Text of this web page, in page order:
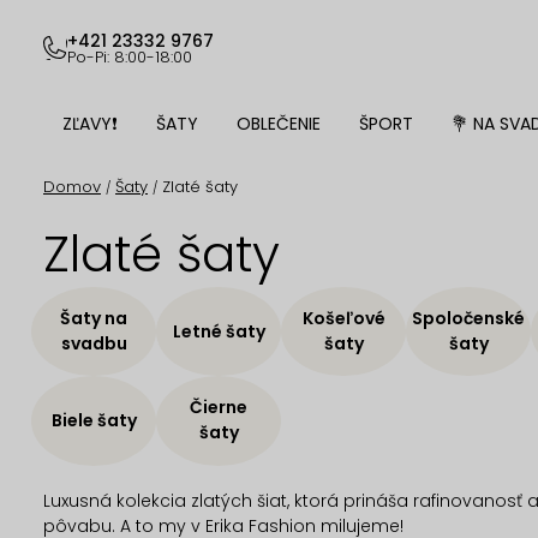
obsah
+421 23332 9767
Po-Pi: 8:00-18:00
ZĽAVY❗ ŠATY OBLEČENIE ŠPORT 💐 NA
Domov / Šaty / Zlaté šaty
Zlaté šaty
Luxusná kolekcia zlatých šiat, ktorá prináša
pôvabu. A to my v Erika Fashion milujeme!
Šaty na
svadbu
Letné šaty
Košeľové
šaty
Spoločenské
šaty
Biele šaty
Čierne
šaty